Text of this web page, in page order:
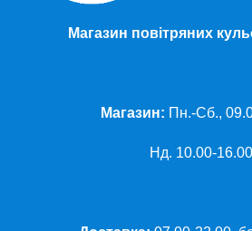
Магазин повітряних
Магазин: Пн.-Сб.,
Нд. 10.00-